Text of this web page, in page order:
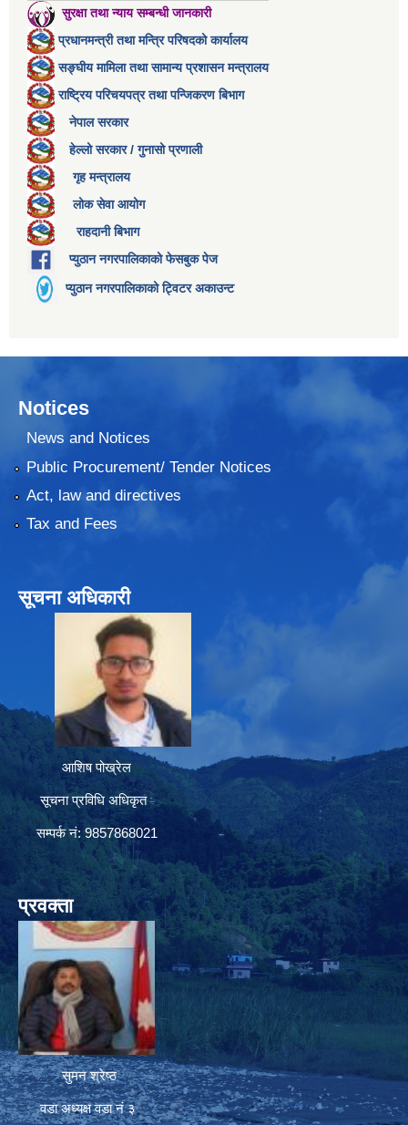
सुरक्षा तथा न्याय सम्बन्धी जानकारी
प्रधानमन्त्री तथा मन्त्रि परिषदको कार्यालय
सङ्घीय मामिला तथा सामान्य प्रशासन मन्त्रालय
राष्ट्रिय परिचयपत्र तथा पन्जिकरण बिभाग
नेपाल सरकार
हेल्लो सरकार / गुनासो प्रणाली
गृह मन्त्रालय
लोक सेवा आयोग
राहदानी बिभाग
प्युठान नगरपालिकाको फेसबुक पेज
प्युठान नगरपालिकाको ट्विटर अकाउन्ट
Notices
News and Notices
Public Procurement/ Tender Notices
Act, law and directives
Tax and Fees
सूचना अधिकारी
आशिष पोख्रेल
सूचना प्रविधि अधिकृत
सम्पर्क नं: 9857868021
प्रवक्ता
सुमन श्रेष्ठ
वडा अध्यक्ष वडा नं ३